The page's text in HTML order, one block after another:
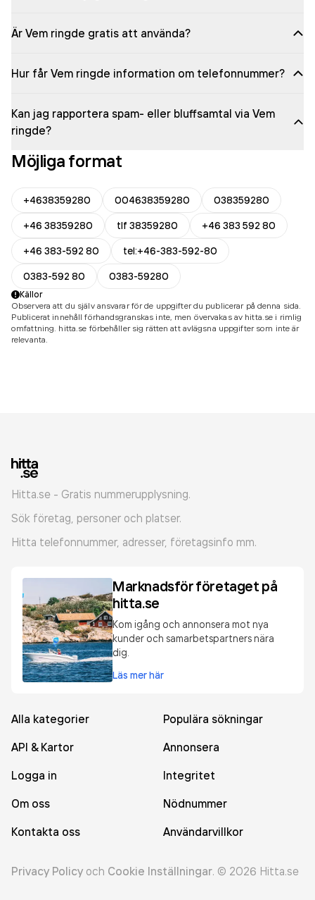
Är Vem ringde gratis att använda?
Hur får Vem ringde information om telefonnummer?
Kan jag rapportera spam- eller bluffsamtal via Vem
ringde?
Möjliga format
+4638359280 004638359280
038359280
+46 38359280
tlf 38359280
+46 383 592 80
+46 383-592 80
tel:+46-383-592-80
0383-592 80
0383-59280
Källor
Observera att du själv ansvarar för de uppgifter du publicerar på denna sida.
Publicerat innehåll förhandsgranskas inte, men övervakas av hitta.se i rimlig
omfattning. hitta.se förbehåller sig rätten att avlägsna uppgifter som inte är
relevanta.
Hitta.se - Gratis nummerupplysning.
Sök företag, personer och platser.
Hitta telefonnummer, adresser, företagsinfo mm.
Marknadsför företaget på
hitta.se
Kom igång och annonsera mot nya
kunder och samarbetspartners nära
dig.
Läs mer här
Alla kategorier
Populära sökningar
API & Kartor
Annonsera
Logga in
Integritet
Om oss
Nödnummer
Kontakta oss
Användarvillkor
Privacy Policy och Cookie Inställningar. © 2026 Hitta.se